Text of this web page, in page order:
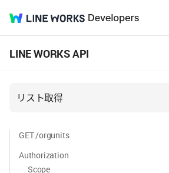
LINE
WORKS
Developers
LINE WORKS API
リスト取得
GET /orgunits
Authorization
Scope